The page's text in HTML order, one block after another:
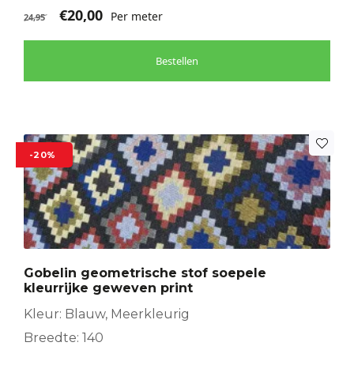
24,95 €20,00 Per meter
Bestellen
-20%
Gobelin geometrische stof soepele
kleurrijke geweven print
Kleur: Blauw, Meerkleurig
Breedte: 140